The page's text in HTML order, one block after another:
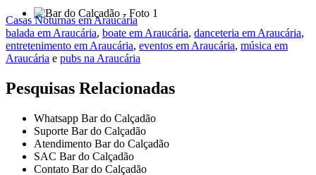
Casas Noturnas em Araucária
balada em Araucária, boate em Araucária, danceteria em Araucária,
entretenimento em Araucária, eventos em Araucária, música em
Araucária e pubs na Araucária
Pesquisas Relacionadas
Whatsapp Bar do Calçadão
Suporte Bar do Calçadão
Atendimento Bar do Calçadão
SAC Bar do Calçadão
Contato Bar do Calçadão